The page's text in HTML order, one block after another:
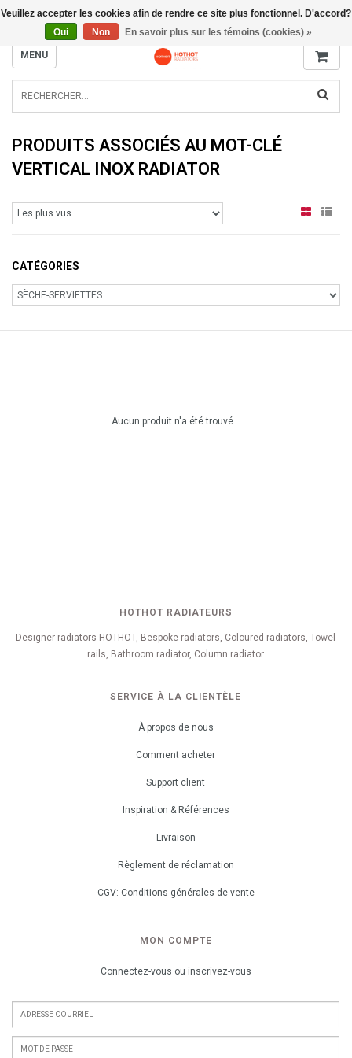
INFO@RADIATORS.SHOP
MENU
PRODUITS ASSOCIÉS AU MOT-CLÉ
VERTICAL INOX RADIATOR
CATÉGORIES
Aucun produit n'a été trouvé...
HOTHOT RADIATEURS
Designer radiators HOTHOT, Bespoke radiators, Coloured radiators, Towel
rails, Bathroom radiator, Column radiator
SERVICE À LA CLIENTÈLE
À propos de nous
Comment acheter
Support client
Inspiration & Références
Livraison
Règlement de réclamation
CGV: Conditions générales de vente
MON COMPTE
Connectez-vous ou inscrivez-vous
Veuillez accepter les cookies afin de rendre ce site plus fonctionnel. D'accord?
Oui
Non En savoir plus sur les témoins (cookies) »